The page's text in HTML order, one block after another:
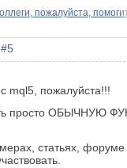
пожалуйста,
#5
mql5, пожалуйста!!!
просто ОБЫЧНУЮ
статьях,